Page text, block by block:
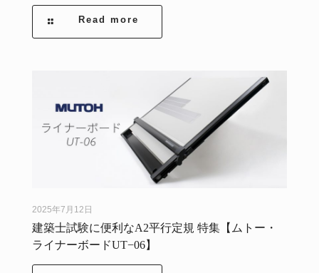
Read more
2025年7月12日
建築士試験に便利なA2平行定規 特集【ムトー・
ライナーボードUT−06】